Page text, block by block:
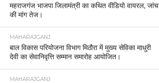
महराजगंज भाजपा जिलामंत्री का कथित वीडियो वायरल, जांच
की मांग तेज।
MAHARAJGANJ
बाल विकास परियोजना विभाग मिठौरा में मुख्य सेविका माधुरी
देवी का सेवानिवृत्ति सम्मान समारोह आयोजित।
MAHARAJGANJ